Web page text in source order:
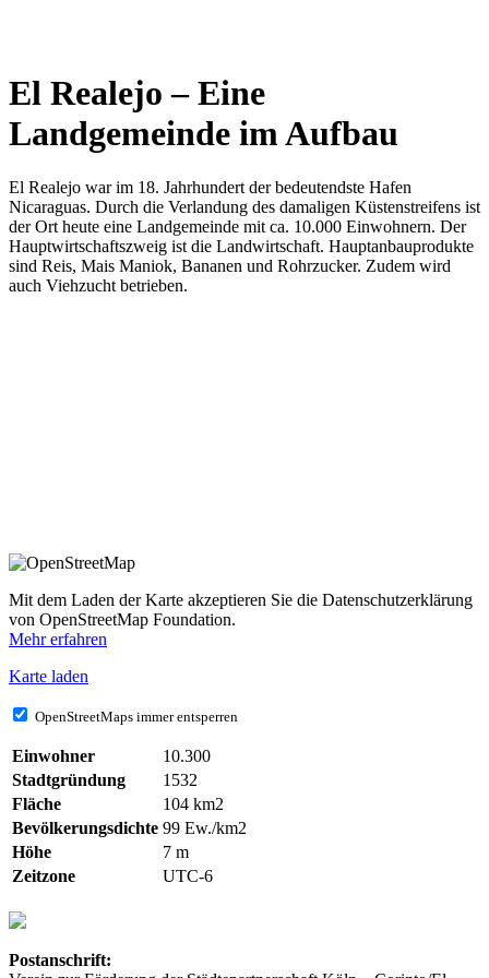
El Realejo – Eine
Landgemeinde im Aufbau
El Realejo war im 18. Jahrhundert der bedeutendste Hafen
Nicaraguas. Durch die Verlandung des damaligen Küstenstreifens ist
der Ort heute eine Landgemeinde mit ca. 10.000 Einwohnern. Der
Hauptwirtschaftszweig ist die Landwirtschaft. Hauptanbauprodukte
sind Reis, Mais Maniok, Bananen und Rohrzucker. Zudem wird
auch Viehzucht betrieben.
Mit dem Laden der Karte akzeptieren Sie die Datenschutzerklärung
von OpenStreetMap Foundation.
Mehr erfahren
Karte laden
OpenStreetMaps immer entsperren
Einwohner
10.300
Stadtgründung
1532
Fläche
104 km2
Bevölkerungsdichte 99 Ew./km2
Höhe
7 m
Zeitzone
UTC-6
Postanschrift: